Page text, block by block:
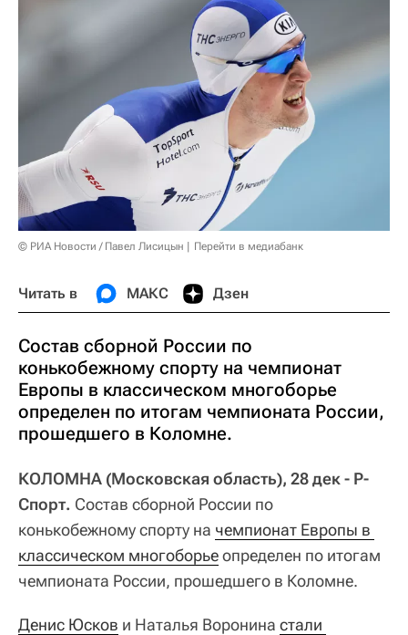
© РИА Новости / Павел Лисицын Перейти в медиабанк
Читать в МАКС Дзен
Состав сборной России по
конькобежному спорту на чемпионат
Европы в классическом многоборье
определен по итогам чемпионата России,
прошедшего в Коломне.
КОЛОМНА (Московская область), 28 дек - Р-
Спорт. Состав сборной России по
конькобежному спорту на чемпионат Европы в
классическом многоборьеопределен по итогам
чемпионата России, прошедшего в Коломне.
Денис Юсков и Наталья Воронина стали